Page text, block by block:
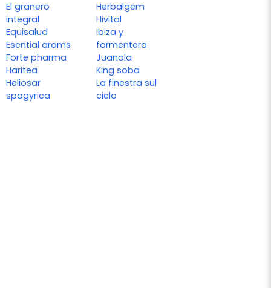
El granero
integral
Equisalud
Esential aroms
Forte pharma
Haritea
Heliosar
spagyrica
Herbalgem
Hivital
Ibiza y
formentera
Juanola
King soba
La finestra sul
cielo